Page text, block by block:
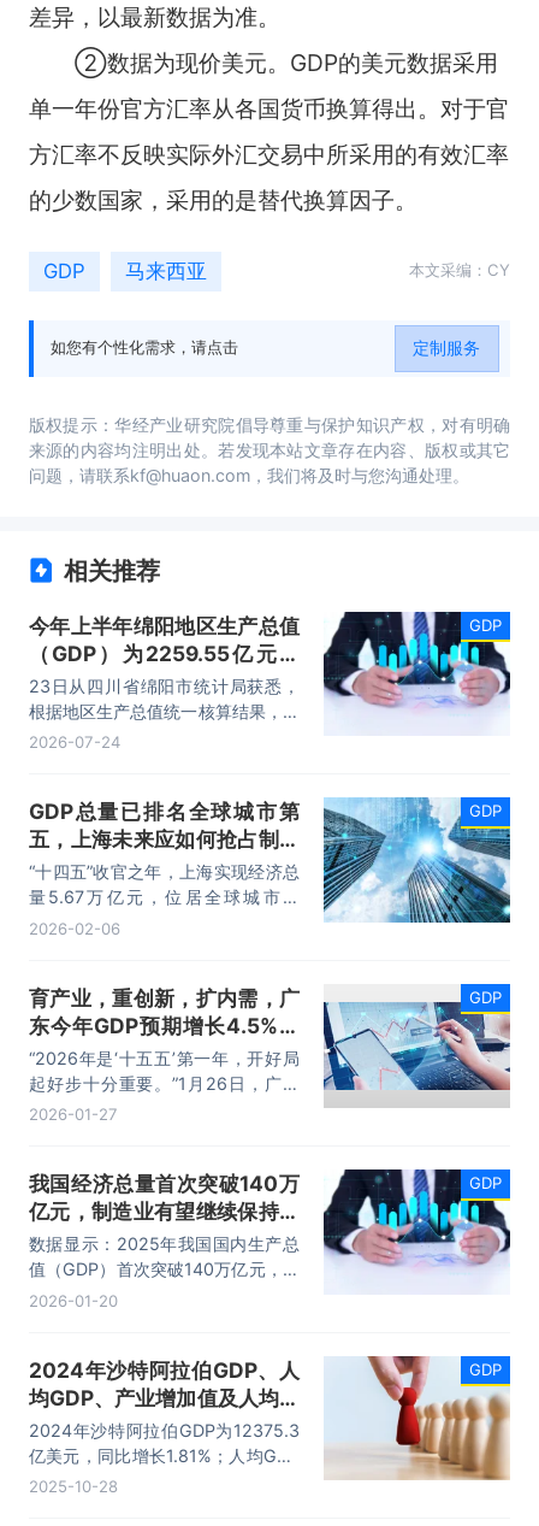
差异，以最新数据为准。
②数据为现价美元。GDP的美元数据采用
单一年份官方汇率从各国货币换算得出。对于官
方汇率不反映实际外汇交易中所采用的有效汇率
的少数国家，采用的是替代换算因子。
GDP 马来西亚 本文采编：CY
如您有个性化需求，请点击 定制服务
版权提示：华经产业研究院倡导尊重与保护知识产权，对有明确
来源的内容均注明出处。若发现本站文章存在内容、版权或其它
问题，请联系kf@huaon.com，我们将及时与您沟通处理。
相关推荐
今年上半年绵阳地区生产总值
（GDP）为2259.55亿元，
同比增长5.4%
23日从四川省绵阳市统计局获悉，
根据地区生产总值统一核算结果，今
年上半年绵阳地区生产总值
看，第一产业增加值125.73亿元，
同比增长4.0%；第二产业增加值
923.78亿元，增长3.9%；第三产业
增加值1210.04亿元，增长6.8%。
2026-07-24
GDP
GDP总量已排名全球城市第
五，上海未来应如何抢占制高
点
“十四五”收官之年，上海实现经济总
量5.67万亿元，位居全球城市第
五。取得高排名之后，大家都想知道
一。
2026-02-06
GDP
育产业，重创新，扩内需，广
东今年GDP预期增长4.5%至
5%
“2026年是‘十五五’第一年，开好局
起好步十分重要。”1月26日，广东
省十四届人大五次会议在广州开幕，
标是地区生产总值增长4.5%至5%，
在实际工作中全力争取更好结果；地
方一般公共预算收入增长3%左右，
居民收入增长与经济增长同步。
2026-01-27
GDP
我国经济总量首次突破140万
亿元，制造业有望继续保持全
球第一
数据显示：2025年我国国内生产总
值（GDP）首次突破140万亿元，以
5%的增速实现了年初设定的预期目
制造业增加值达到34.7万亿元，制
造业有望继续保持全球第一。
2026-01-20
GDP
2024年沙特阿拉伯GDP、人
均GDP、产业增加值及人均国
民总收支统计
2024年沙特阿拉伯GDP为12375.3
亿美元，同比增长1.81%；人均GDP
为35057.23美元，同比下降2.8%；
2025-10-28
GDP